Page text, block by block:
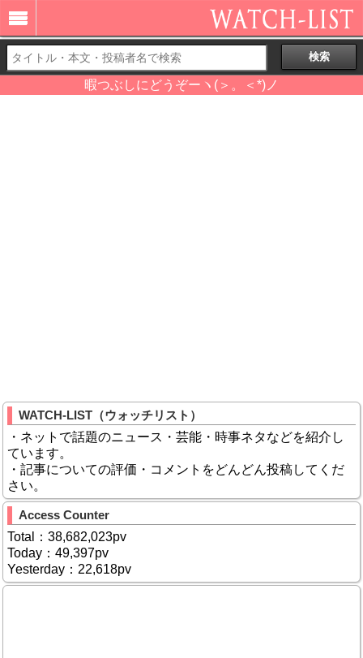
暇つぶしにどうぞーヽ(＞。＜*)ノ
WATCH-LIST（ウォッチリスト）
・ネットで話題のニュース・芸能・時事ネタなどを紹介し
ています。
・記事についての評価・コメントをどんどん投稿してくだ
さい。
Access Counter
Total：38,682,023pv
Today：49,397pv
Yesterday：22,618pv